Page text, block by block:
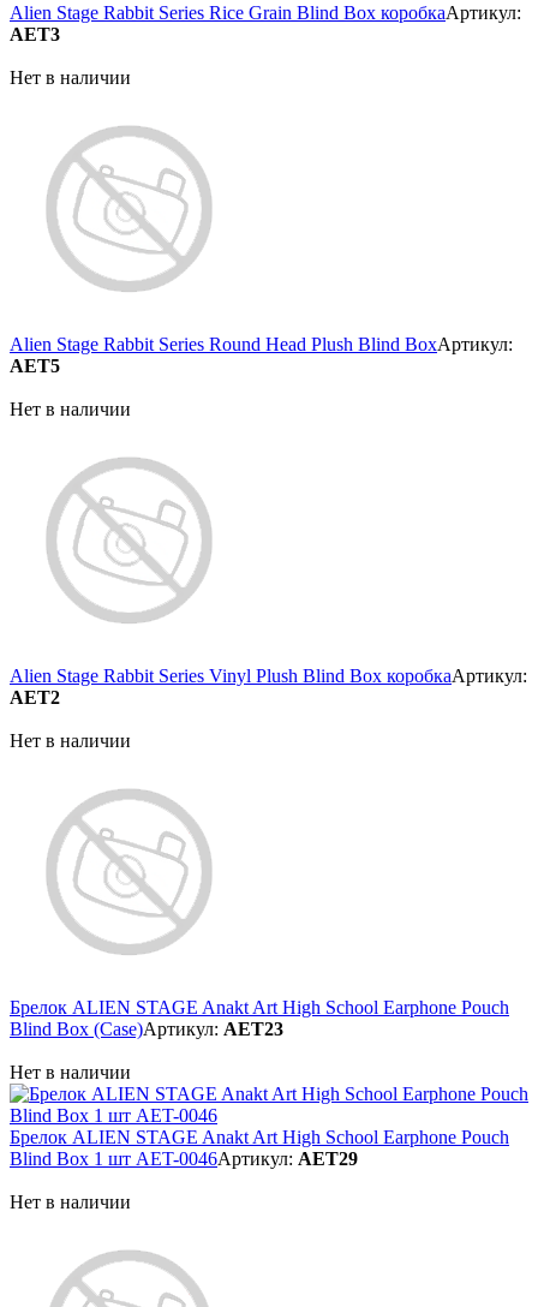
Alien Stage Rabbit Series Rice Grain Blind Box коробкаАртикул:
AET3
Нет в наличии
Alien Stage Rabbit Series Round Head Plush Blind BoxАртикул:
AET5
Нет в наличии
Alien Stage Rabbit Series Vinyl Plush Blind Box коробкаАртикул:
AET2
Нет в наличии
Брелок ALIEN STAGE Anakt Art High School Earphone Pouch
Blind Box (Case)Артикул: AET23
Нет в наличии
Брелок ALIEN STAGE Anakt Art High School Earphone Pouch
Blind Box 1 шт AET-0046Артикул: AET29
Нет в наличии